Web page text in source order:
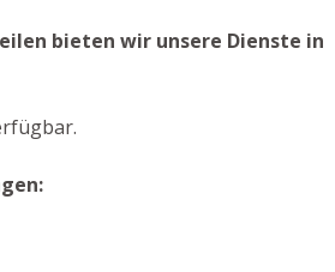
bieten wir unsere Dienste in